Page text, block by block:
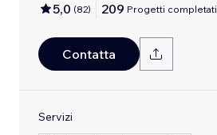
5,0 (82) 209 Progetti completati
Contatta
Servizi